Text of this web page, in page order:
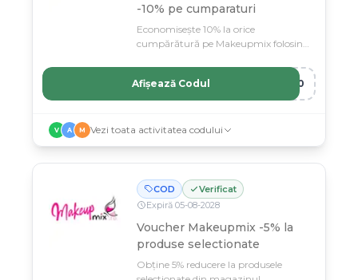
-10% pe cumparaturi
Economisește 10% la orice
cumpărătură pe Makeupmix folosind
X10
Afișează Codul
V A M Vezi toata activitatea codului
COD
Verificat
Expiră 05-08-2028
Voucher Makeupmix -5% la
produse selectionate
Obține 5% reducere la produsele